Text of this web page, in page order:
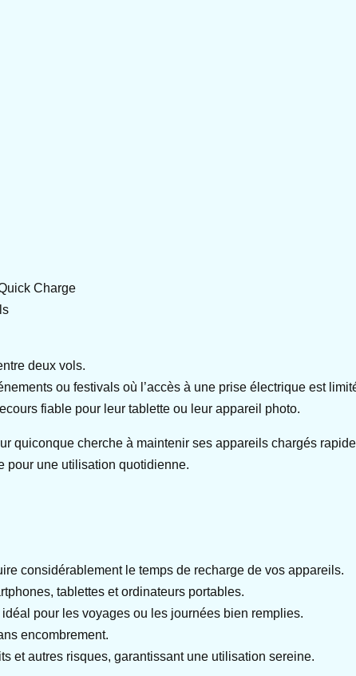
Charge
deux vols.
ou festivals où l’accès à une prise électrique est
fiable pour leur tablette ou leur appareil photo.
quiconque cherche à maintenir ses appareils chargés
pour une utilisation quotidienne.
considérablement le temps de recharge de vos appareils.
tablettes et ordinateurs portables.
pour les voyages ou les journées bien remplies.
encombrement.
et autres risques, garantissant une utilisation sereine.